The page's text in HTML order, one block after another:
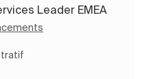
Leader EMEA